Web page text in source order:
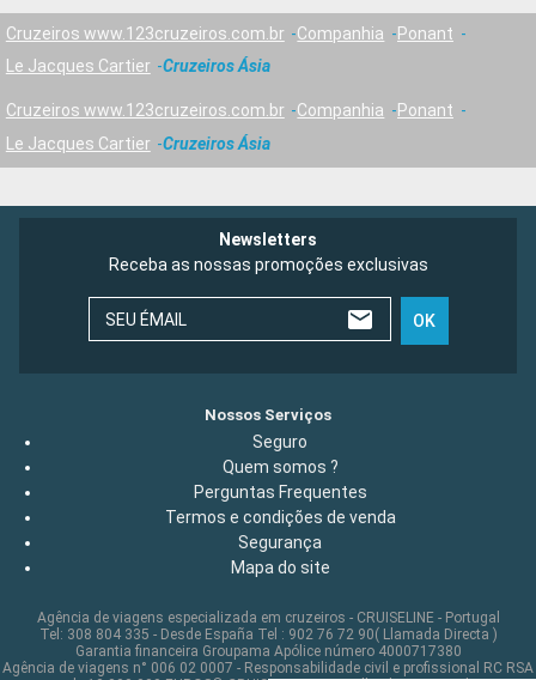
Cruzeiros www.123cruzeiros.com.br Companhia
Ponant
Le Jacques Cartier
Cruzeiros Ásia
Cruzeiros www.123cruzeiros.com.br Companhia
Ponant
Le Jacques Cartier
Cruzeiros Ásia
Newsletters
Receba as nossas promoções exclusivas
SEU ÉMAIL OK
Nossos Serviços
Seguro
Quem somos ?
Perguntas Frequentes
Termos e condições de venda
Segurança
Mapa do site
Agência de viagens especializada em cruzeiros - CRUISELINE - Portugal
Tel: 308 804 335 - Desde España Tel : 902 76 72 90( Llamada Directa )
Garantia financeira Groupama Apólice número 4000717380
Agência de viagens n° 006 02 0007 - Responsabilidade civil e profissional RC RSA